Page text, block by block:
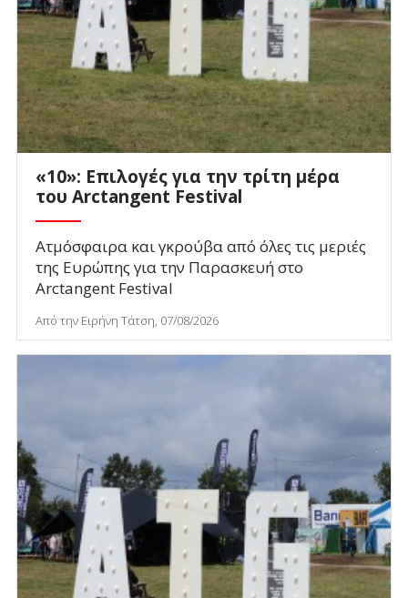
«10»: Επιλογές για την τρίτη μέρα
του Arctangent Festival
Ατμόσφαιρα και γκρούβα από όλες τις μεριές
της Ευρώπης για την Παρασκευή στο
Arctangent Festival
Από την Ειρήνη Τάτση, 07/08/2026